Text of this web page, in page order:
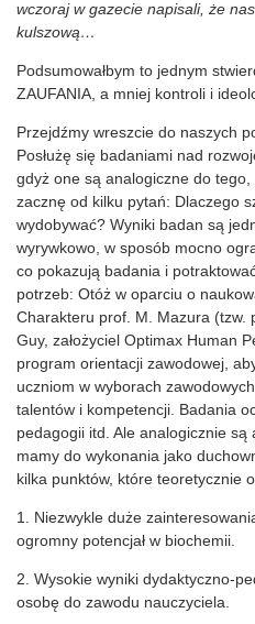
wczoraj w gazecie napisali, że
kulszową…
Podsumowałbym to jednym
ZAUFANIA, a mniej kontroli i
Przejdźmy wreszcie do naszych
Posłużę się badaniami nad
gdyż one są analogiczne do
zacznę od kilku pytań: Dlaczego
wydobywać? Wyniki badan są
wyrywkowo, w sposób mocno
co pokazują badania i
potrzeb: Otóż w oparciu o
Charakteru prof. M. Mazura (tzw.
Guy, założyciel Optimax Human
program orientacji zawodowej,
uczniom w wyborach
talentów i kompetencji. Badania
pedagogii itd. Ale analogicznie
mamy do wykonania jako
kilka punktów, które teoretycznie
1. Niezwykle duże
ogromny potencjał w biochemii.
2. Wysokie wyniki dydaktyczno-
osobę do zawodu nauczyciela.